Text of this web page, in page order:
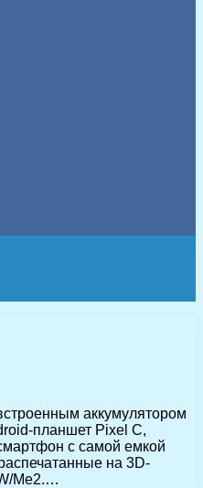
аккумулятором
планшет Pixel C,
с самой емкой
на 3D-
Me2.…